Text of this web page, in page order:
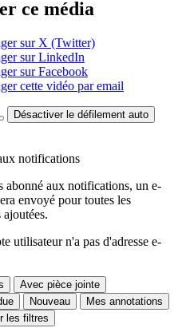
ce média
sur X (Twitter)
sur LinkedIn
sur Facebook
cette vidéo par email
Désactiver le défilement auto
notifications
abonné aux notifications, un e-
envoyé pour toutes les
utilisateur n'a pas d'adresse e-
Avec pièce jointe
Nouveau
Mes annotations
les filtres